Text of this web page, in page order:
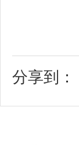
分享到：